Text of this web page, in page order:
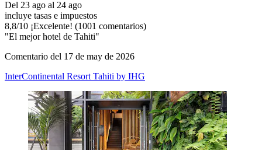
Del 23 ago al 24 ago
incluye tasas e impuestos
8,8/10 ¡Excelente! (1001 comentarios)
"El mejor hotel de Tahiti"
Comentario del 17 de may de 2026
InterContinental Resort Tahiti by IHG